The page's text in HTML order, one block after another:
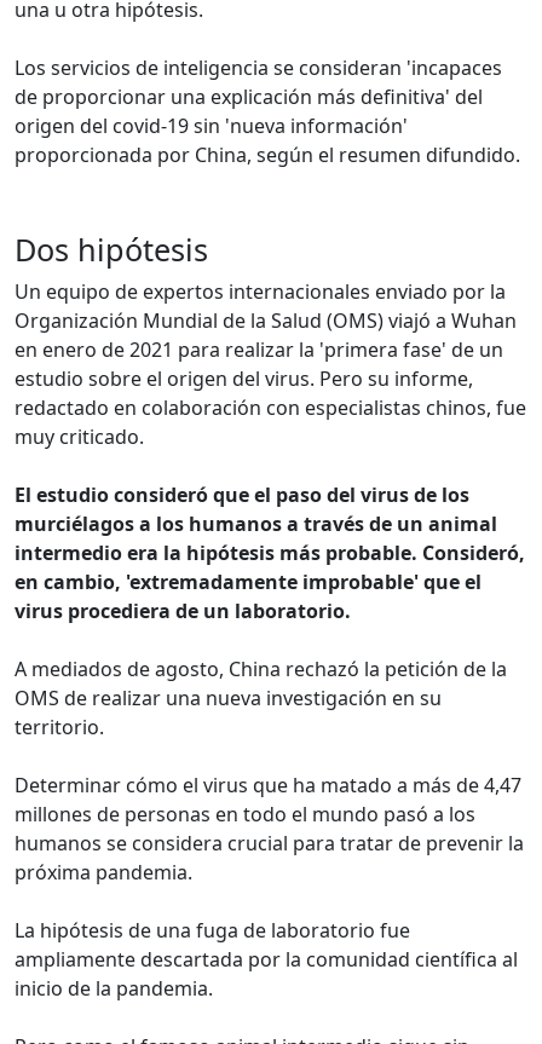
una u otra hipótesis.
Los servicios de inteligencia se consideran 'incapaces
de proporcionar una explicación más definitiva' del
origen del covid-19 sin 'nueva información'
proporcionada por China, según el resumen difundido.
Dos hipótesis
Un equipo de expertos internacionales enviado por la
Organización Mundial de la Salud (OMS) viajó a Wuhan
en enero de 2021 para realizar la 'primera fase' de un
estudio sobre el origen del virus. Pero su informe,
redactado en colaboración con especialistas chinos, fue
muy criticado.
El estudio consideró que el paso del virus de los
murciélagos a los humanos a través de un animal
intermedio era la hipótesis más probable. Consideró,
en cambio, 'extremadamente improbable' que el
virus procediera de un laboratorio.
A mediados de agosto, China rechazó la petición de la
OMS de realizar una nueva investigación en su
territorio.
Determinar cómo el virus que ha matado a más de 4,47
millones de personas en todo el mundo pasó a los
humanos se considera crucial para tratar de prevenir la
próxima pandemia.
La hipótesis de una fuga de laboratorio fue
ampliamente descartada por la comunidad científica al
inicio de la pandemia.